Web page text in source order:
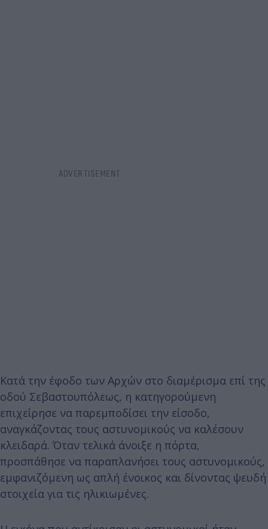
Κατά την έφοδο των Αρχών στο διαμέρισμα επί της
οδού Σεβαστουπόλεως, η κατηγορούμενη
επιχείρησε να παρεμποδίσει την είσοδο,
αναγκάζοντας τους αστυνομικούς να καλέσουν
κλειδαρά. Όταν τελικά άνοιξε η πόρτα,
προσπάθησε να παραπλανήσει τους αστυνομικούς,
εμφανιζόμενη ως απλή ένοικος και δίνοντας ψευδή
στοιχεία για τις ηλικιωμένες.